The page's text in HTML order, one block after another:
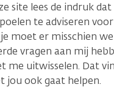
site lees de indruk
te adviseren
moet er misschien
vragen aan mij
me uitwisselen. Dat
jou ook gaat helpen.